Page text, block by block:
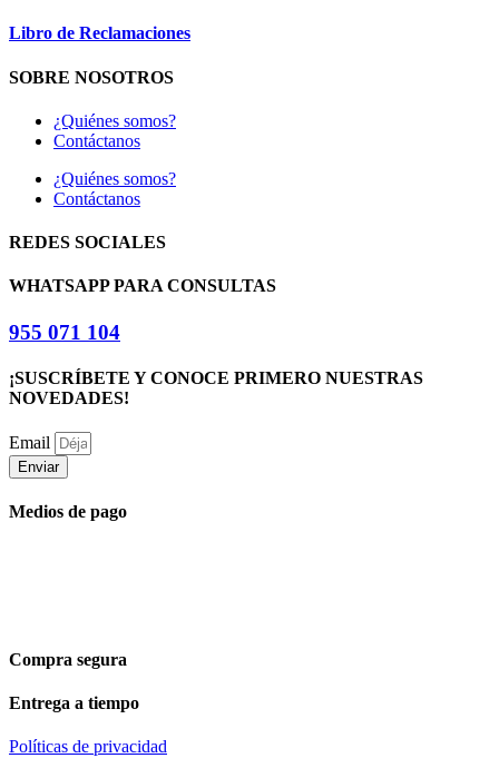
Libro de Reclamaciones
SOBRE NOSOTROS
¿Quiénes somos?
Contáctanos
¿Quiénes somos?
Contáctanos
REDES SOCIALES
WHATSAPP PARA CONSULTAS
955 071 104
¡SUSCRÍBETE Y CONOCE PRIMERO NUESTRAS
NOVEDADES!
Email
Enviar
Medios de pago
Compra segura
Entrega a tiempo
Políticas de privacidad